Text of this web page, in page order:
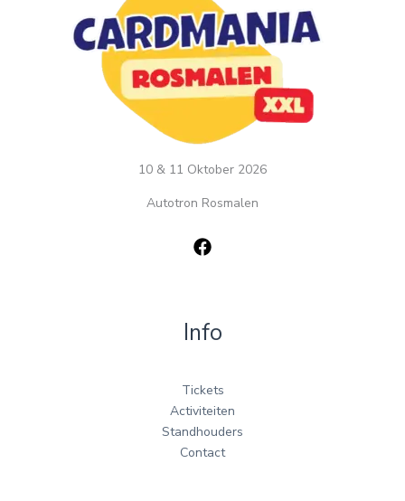
10 & 11 Oktober 2026
Autotron Rosmalen
Info
Tickets
Activiteiten
Standhouders
Contact